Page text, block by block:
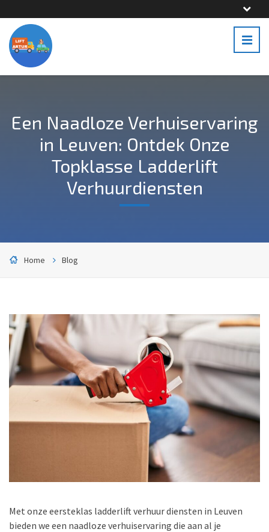
Een Naadloze Verhuiservaring
in Leuven: Ontdek Onze
Topklasse Ladderlift
Verhuurdiensten
Home Blog
Met onze eersteklas ladderlift verhuur diensten in Leuven
bieden we een naadloze verhuiservaring die aan al je